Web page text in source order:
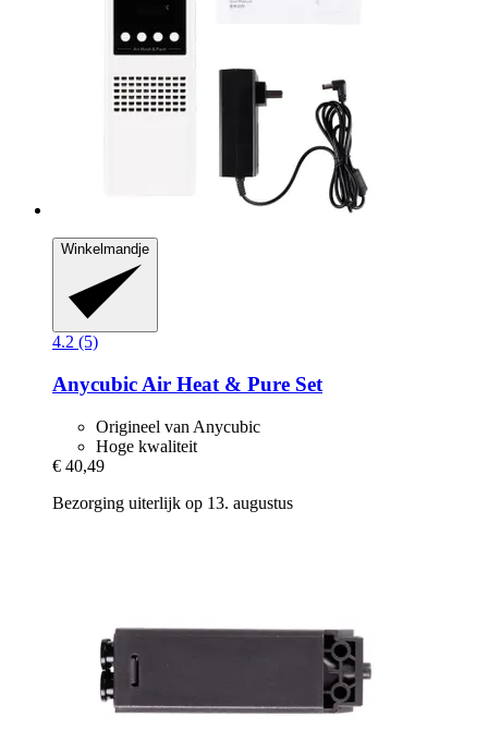
Winkelmandje
4.2 (5)
Anycubic Air Heat & Pure Set
Origineel van Anycubic
Hoge kwaliteit
€ 40,49
Bezorging uiterlijk op 13. augustus